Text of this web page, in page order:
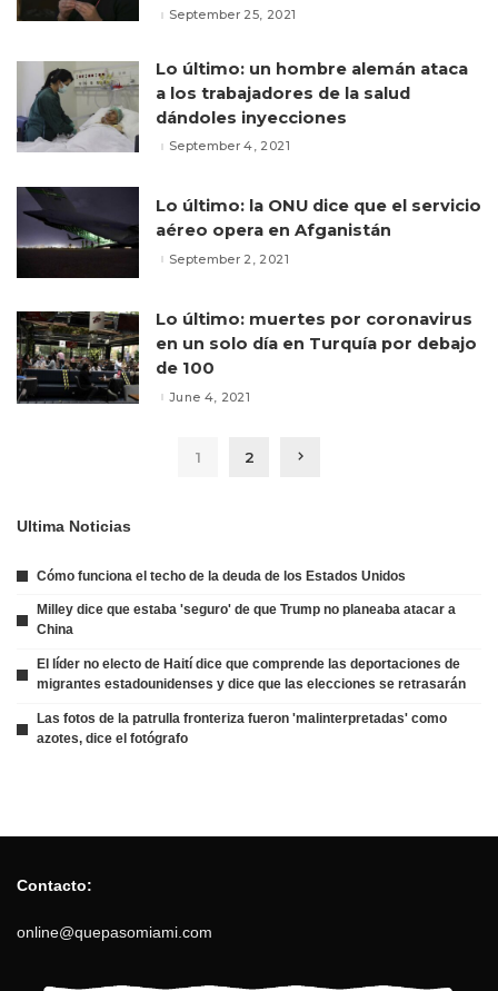
September 25, 2021
Lo último: un hombre alemán ataca
a los trabajadores de la salud
dándoles inyecciones
September 4, 2021
Lo último: la ONU dice que el servicio
aéreo opera en Afganistán
September 2, 2021
Lo último: muertes por coronavirus
en un solo día en Turquía por debajo
de 100
June 4, 2021
1 2
Ultima Noticias
Cómo funciona el techo de la deuda de los Estados Unidos
Milley dice que estaba 'seguro' de que Trump no planeaba atacar a
China
El líder no electo de Haití dice que comprende las deportaciones de
migrantes estadounidenses y dice que las elecciones se retrasarán
Las fotos de la patrulla fronteriza fueron 'malinterpretadas' como
azotes, dice el fotógrafo
Contacto:
online@quepasomiami.com